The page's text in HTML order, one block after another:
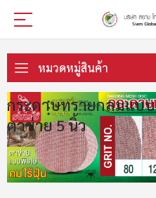
ไป
ที่
เนื้อหา
หมวดหมู่สินค้า
กระดาษทรายกลมแบบ
ตาข่าย 5 นิ้ว